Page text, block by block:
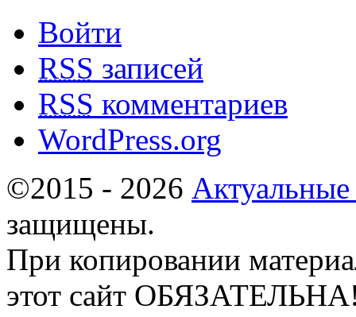
Войти
RSS записей
RSS комментариев
WordPress.org
©2015 - 2026
защищены.
При копировании
этот сайт